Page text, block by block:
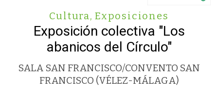
Cultura, Exposiciones
Exposición colectiva "Los
abanicos del Círculo"
SALA SAN FRANCISCO/CONVENTO SAN
FRANCISCO (VÉLEZ-MÁLAGA)